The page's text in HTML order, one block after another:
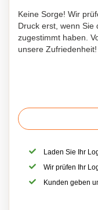
Keine Sorge! Wir
Druck erst, wenn Sie
zugestimmt haben.
unsere Zufriedenheit!
Laden Sie Ihr
Wir prüfen Ihr
Kunden geben